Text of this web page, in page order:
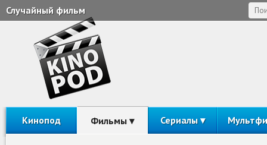
Случайный фильм
Кинопод Фильмы Сериалы